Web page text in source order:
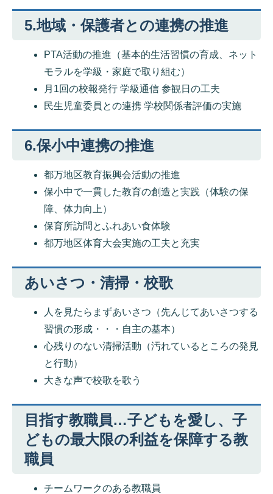
5.地域・保護者との連携の推進
PTA活動の推進（基本的生活習慣の育成、ネット
モラルを学級・家庭で取り組む）
月1回の校報発行 学級通信 参観日の工夫
民生児童委員との連携 学校関係者評価の実施
6.保小中連携の推進
都万地区教育振興会活動の推進
保小中で一貫した教育の創造と実践（体験の保
障、体力向上）
保育所訪問とふれあい食体験
都万地区体育大会実施の工夫と充実
あいさつ・清掃・校歌
人を見たらまずあいさつ（先んじてあいさつする
習慣の形成・・・自主の基本）
心残りのない清掃活動（汚れているところの発見
と行動）
大きな声で校歌を歌う
目指す教職員…子どもを愛し、子
どもの最大限の利益を保障する教
職員
チームワークのある教職員